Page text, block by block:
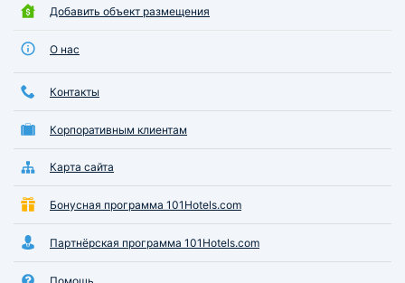
Добавить объект размещения
О нас
Контакты
Корпоративным клиентам
Карта сайта
Бонусная программа 101Hotels.com
Партнёрская программа 101Hotels.com